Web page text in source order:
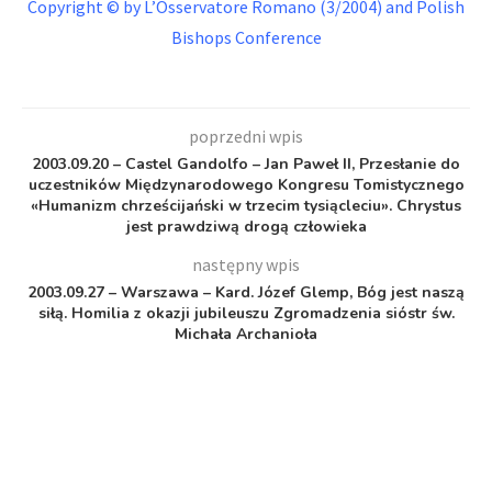
Copyright © by L’Osservatore Romano (3/2004) and Polish
Bishops Conference
poprzedni wpis
2003.09.20 – Castel Gandolfo – Jan Paweł II, Przesłanie do
uczestników Międzynarodowego Kongresu Tomistycznego
«Humanizm chrześcijański w trzecim tysiącleciu». Chrystus
jest prawdziwą drogą człowieka
następny wpis
2003.09.27 – Warszawa – Kard. Józef Glemp, Bóg jest naszą
siłą. Homilia z okazji jubileuszu Zgromadzenia sióstr św.
Michała Archanioła